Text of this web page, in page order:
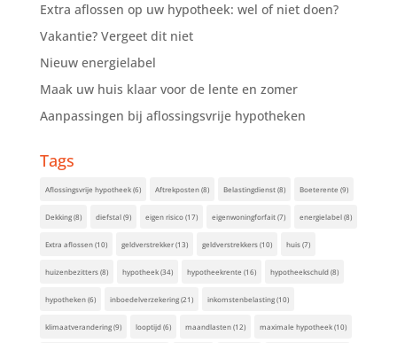
Extra aflossen op uw hypotheek: wel of niet doen?
Vakantie? Vergeet dit niet
Nieuw energielabel
Maak uw huis klaar voor de lente en zomer
Aanpassingen bij aflossingsvrije hypotheken
Tags
Aflossingsvrije hypotheek(6) Aftrekposten(8) Belastingdienst(8) Boeterente (9)
Dekking(8) diefstal(9) eigen risico(17) eigenwoningforfait(7) energielabel(8)
Extra aflossen(10) geldverstrekker(13) geldverstrekkers(10) huis(7)
huizenbezitters(8) hypotheek(34) hypotheekrente (16) hypotheekschuld(8)
hypotheken(6) inboedelverzekering(21) inkomstenbelasting(10)
klimaatverandering(9) looptijd(6) maandlasten(12) maximale hypotheek(10)